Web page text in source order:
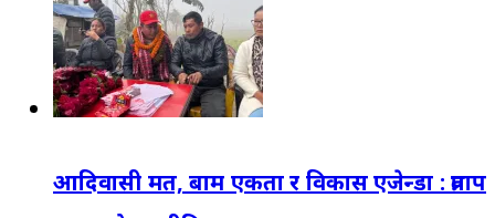
आदिवासी मत, बाम एकता र विकास एजेन्डा : प्रताप